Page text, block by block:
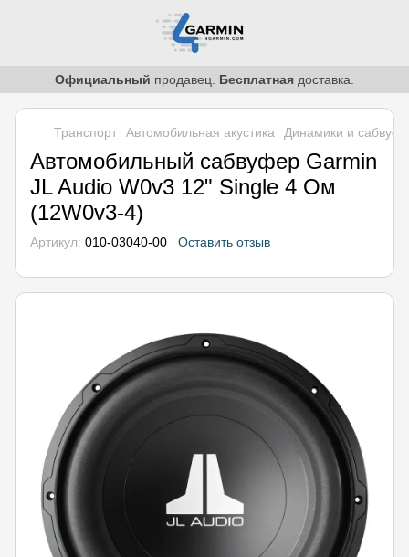
Официальный продавец. Бесплатная доставка.
Транспорт Автомобильная акустика Динамики и
Автомобильный сабвуфер Garmin
JL Audio W0v3 12" Single 4 Ом
(12W0v3-4)
Артикул: 010-03040-00 Оставить отзыв